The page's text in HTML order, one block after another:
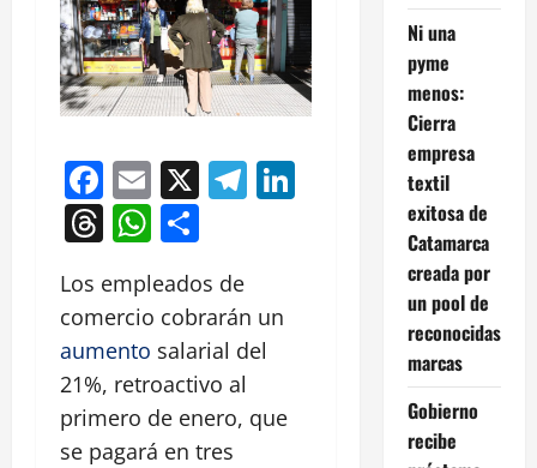
Facebook
Email
X Telegram
LinkedIn
Threads
WhatsApp
Los empleados de
comercio cobrarán un
aumento salarial del
21%, retroactivo al
primero de enero, que
se pagará en tres
Ni una
pyme
menos:
Cierra
empresa
textil
exitosa de
Catamarca
creada por
un pool de
reconocidas
marcas
Gobierno
recibe